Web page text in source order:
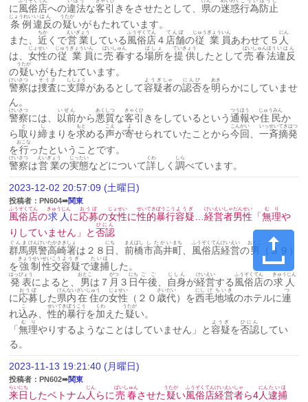
に 風俗店への違法な客引 きをさせたとして、 県の迷惑行為防止
条例
じょうれい
違反
いはん
の疑
うたが
いがもたれています。
また、 近
ちか
くで営業
えいぎょう
している 風俗
ふうぞく
店
てん
４ 店舗
てんぽ
の従業
じゅうぎょう
員
いん
あわせて５ 人
にん
は、 女性
じょせい
の従業
じゅうぎょう
員
いん
に売春
ばいしゅん
する場所
ばしょ
を提供
ていきょう
したとして売春
ばいしゅん
法
ほう
違反
いはん
の疑
うたが
いがもたれています。
警察
けいさつ
は捜査
そうさ
に支障
ししょう
があるとして容疑
ようぎ
者
しゃ
の認否
にんぴ
を明
あき
らかにしていませ
ん。
警察
けいさつ
には、 以前
いぜん
から悪質
あくしつ
な客引
きゃくひ
きをしているという通報
つうほう
や住民
じゅうみん
か
ら取
と
り締
し
まりを求
もと
める声
こえ
が寄
よ
せられていたことから今回
こんかい
一斉
いっせい
摘発
てきはつ
を行
おこな
ったということです。
警察
けいさつ
は営業
えいぎょう
の実態
じったい
などについて詳
くわ
しく 調
しら
べています。
2023-12-02 20:57:09 (土曜日)
投稿者：PN604➠関東
風俗
ふうぞく
店
てん
の求人
きゅうじん
に応募
おうぼ
の女性
じょせい
に性的
せいてき
暴行
ぼうこう
容疑
ようぎ
経営
けいえい
者
しゃ
男性
だんせい
「無理
むり
や
りしていません」と否認
ひにん
群馬
ぐんま
県警
けんけい
高崎
たかさき
署
しょ
は２８ 日
にち
前橋
まえばし
市
し
高井
たかい
町
まち
風俗
ふうぞく
店
てん
経営
けいえい
の男
おとこ
（３９）
を強制
きょうせい
性交
せいこう
容疑
ようぎ
で逮捕
たいほ
した。
発表
はっぴょう
によると、 男
おとこ
は７ 月
がつ
３ 日
にち
午後
ごご
自身
じしん
が経営
けいえい
する 風俗
ふうぞく
店
てん
の求人
きゅうじん
に応募
おうぼ
した県内
けんない
在住
ざいじゅう
の女性
じょせい
（２０ 歳
さい
代
だい
）を西
にし
毛
げ
地域
ちいき
のホテルに連
つ
れ込
こ
み、性的
せいてき
暴行
ぼうこう
を加
くわ
えた 疑
うたが
い。
「 無理
むり
やりするようなことはしていません」と容疑
ようぎ
を否認
ひにん
してい
る。
2023-11-13 19:21:40 (月曜日)
投稿者：PN602➠関東
来日
らいにち
したベトナム 人
じん
らに売春
ばいしゅん
させた疑
うたが
い風俗
ふうぞく
店
てん
経営
けいえい
者
しゃ
ら4人
にん
逮捕
たいほ